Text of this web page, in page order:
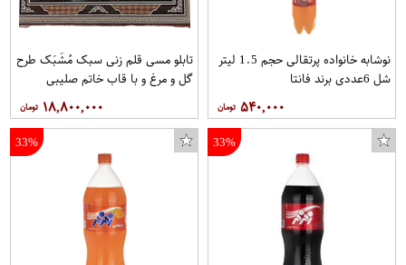
نوشابه خانواده پرتقالی حجم 1.5 لیتر
شل 6عددی برند فانتا
۵۴۰,۰۰۰
تابلو مسی قلم زنی سبک مُشَبَک طرح
گل و مرغ و با قاب خاتم صلیبی
مخصوص موزه و دکوراسیون در ابعاد
40*80 کد 12 برند قلمستان فروشگاه
قلمستان
۱۸,۸۰۰,۰۰۰
33%
33%